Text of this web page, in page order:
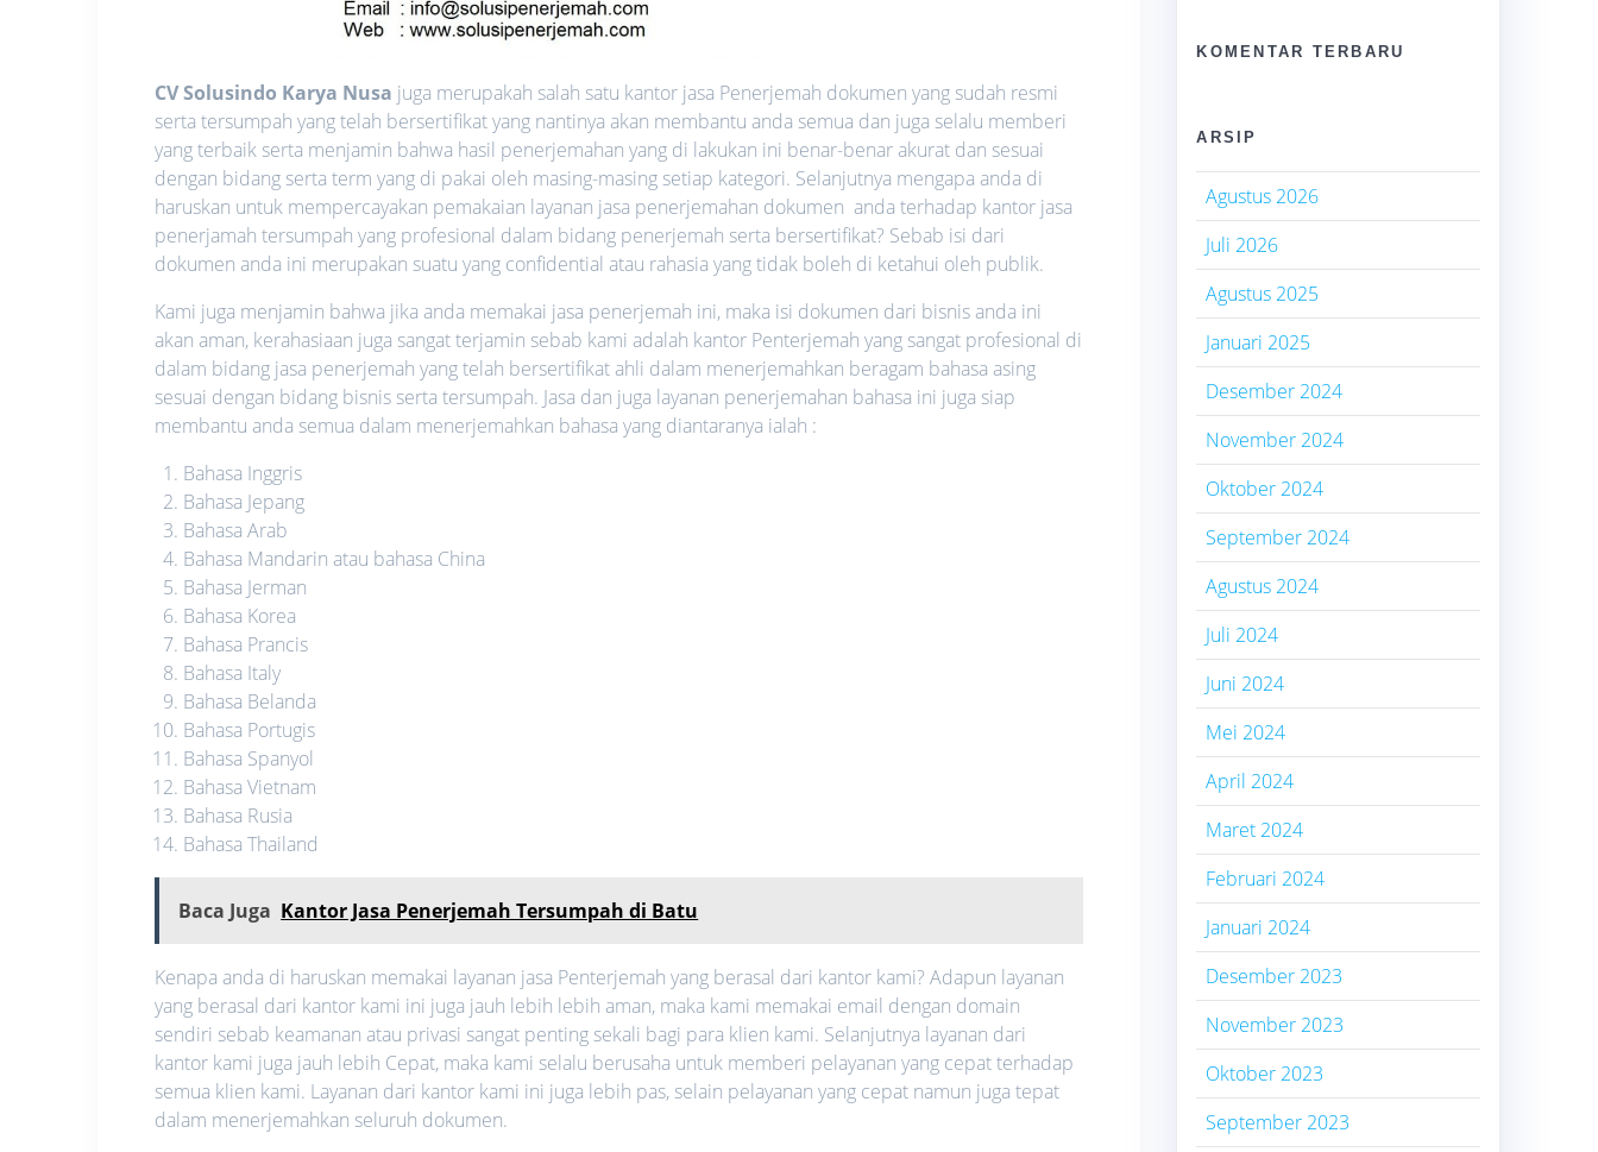
CV Solusindo Karya Nusa juga merupakah salah satu kantor jasa Penerjemah dokumen yang sudah resmi
serta tersumpah yang telah bersertifikat yang nantinya akan membantu anda semua dan juga selalu memberi
yang terbaik serta menjamin bahwa hasil penerjemahan yang di lakukan ini benar-benar akurat dan sesuai
dengan bidang serta term yang di pakai oleh masing-masing setiap kategori. Selanjutnya mengapa anda di
haruskan untuk mempercayakan pemakaian layanan jasa penerjemahan dokumen anda terhadap kantor jasa
penerjamah tersumpah yang profesional dalam bidang penerjemah serta bersertifikat? Sebab isi dari
dokumen anda ini merupakan suatu yang confidential atau rahasia yang tidak boleh di ketahui oleh publik.
Kami juga menjamin bahwa jika anda memakai jasa penerjemah ini, maka isi dokumen dari bisnis anda ini
akan aman, kerahasiaan juga sangat terjamin sebab kami adalah kantor Penterjemah yang sangat profesional di
dalam bidang jasa penerjemah yang telah bersertifikat ahli dalam menerjemahkan beragam bahasa asing
sesuai dengan bidang bisnis serta tersumpah. Jasa dan juga layanan penerjemahan bahasa ini juga siap
membantu anda semua dalam menerjemahkan bahasa yang diantaranya ialah :
Bahasa Inggris
Bahasa Jepang
Bahasa Arab
Bahasa Mandarin atau bahasa China
Bahasa Jerman
Bahasa Korea
Bahasa Prancis
Bahasa Italy
Bahasa Belanda
Bahasa Portugis
Bahasa Spanyol
Bahasa Vietnam
Bahasa Rusia
Bahasa Thailand
Baca Juga Kantor Jasa Penerjemah Tersumpah di Batu
Kenapa anda di haruskan memakai layanan jasa Penterjemah yang berasal dari kantor kami? Adapun layanan
yang berasal dari kantor kami ini juga jauh lebih lebih aman, maka kami memakai email dengan domain
sendiri sebab keamanan atau privasi sangat penting sekali bagi para klien kami. Selanjutnya layanan dari
kantor kami juga jauh lebih Cepat, maka kami selalu berusaha untuk memberi pelayanan yang cepat terhadap
semua klien kami. Layanan dari kantor kami ini juga lebih pas, selain pelayanan yang cepat namun juga tepat
dalam menerjemahkan seluruh dokumen.
KOMENTAR TERBARU
ARSIP
Agustus 2026
Juli 2026
Agustus 2025
Januari 2025
Desember 2024
November 2024
Oktober 2024
September 2024
Agustus 2024
Juli 2024
Juni 2024
Mei 2024
April 2024
Maret 2024
Februari 2024
Januari 2024
Desember 2023
November 2023
Oktober 2023
September 2023